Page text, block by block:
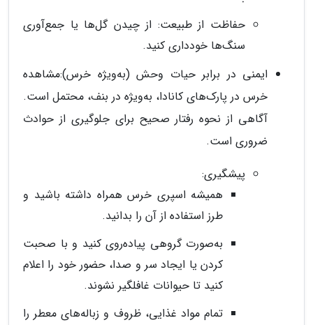
حفاظت از طبیعت: از چیدن گل‌ها یا جمع‌آوری
سنگ‌ها خودداری کنید.
ایمنی در برابر حیات وحش (به‌ویژه خرس):مشاهده
خرس در پارک‌های کانادا، به‌ویژه در بنف، محتمل است.
آگاهی از نحوه رفتار صحیح برای جلوگیری از حوادث
ضروری است.
پیشگیری:
همیشه اسپری خرس همراه داشته باشید و
طرز استفاده از آن را بدانید.
به‌صورت گروهی پیاده‌روی کنید و با صحبت
کردن یا ایجاد سر و صدا، حضور خود را اعلام
کنید تا حیوانات غافلگیر نشوند.
تمام مواد غذایی، ظروف و زباله‌های معطر را